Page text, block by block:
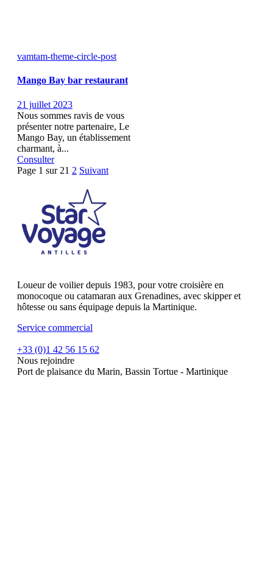
vamtam-theme-circle-post
Mango Bay bar restaurant
21 juillet 2023
Nous sommes ravis de vous
présenter notre partenaire, Le
Mango Bay, un établissement
charmant, à...
Consulter
Page 1 sur 21 2 Suivant
Loueur de voilier depuis 1983, pour votre croisière en
monocoque ou catamaran aux Grenadines, avec skipper et
hôtesse ou sans équipage depuis la Martinique.
Service commercial
+33 (0)1 42 56 15 62
Nous rejoindre
Port de plaisance du Marin, Bassin Tortue - Martinique